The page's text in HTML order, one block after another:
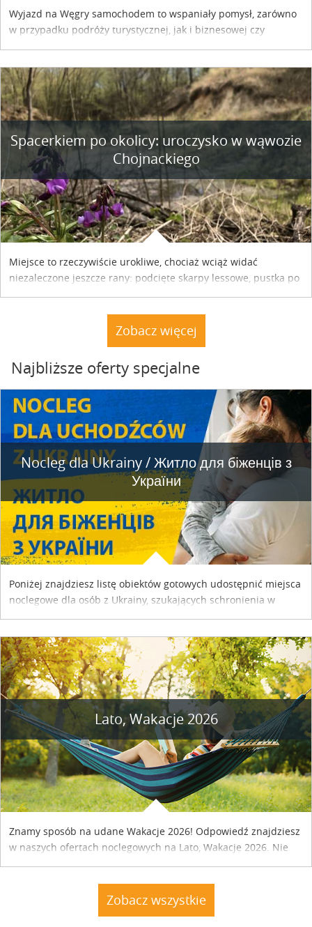
Wyjazd na Węgry samochodem to wspaniały pomysł, zarówno
w przypadku podróży turystycznej, jak i biznesowej czy
współpracy reklamowej z Hungary Vignette.
Spacerkiem po okolicy: uroczysko w wąwozie
Chojnackiego
Miejsce to rzeczywiście urokliwe, chociaż wciąż widać
niezaleczone jeszcze rany: podcięte skarpy lessowe, pustka po
dacze. Nie stoją. A natura powoli dochodzi do siebie.
Zobacz więcej
Najbliższe oferty specjalne
Nocleg dla Ukrainy / Житло для бiженцiв з
України
Poniżej znajdziesz listę obiektów gotowych udostępnić miejsca
noclegowe dla osób z Ukrainy, szukających schronienia w
Lato, Wakacje 2026
Znamy sposób na udane Wakacje 2026! Odpowiedź znajdziesz
w naszych ofertach noclegowych na Lato, Wakacje 2026. Nie
zwlekaj atrakcyjne noclegi czekają...
Zobacz wszystkie